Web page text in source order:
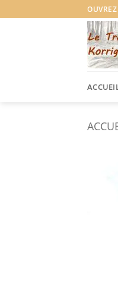
au